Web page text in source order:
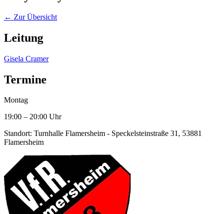
← Zur Übersicht
Leitung
Gisela Cramer
Termine
Montag
19:00 – 20:00 Uhr
Standort: Turnhalle Flamersheim - Speckelsteinstraße 31, 53881
Flamersheim